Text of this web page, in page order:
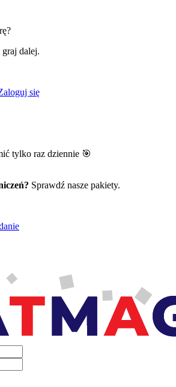
graj dalej.
się
tylko raz dziennie 🎯
Sprawdź nasze pakiety.